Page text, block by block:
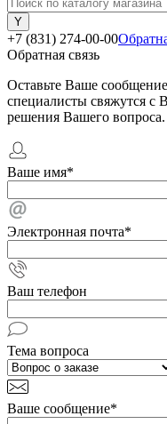
+7 (831) 274-00-00
Обратная связь
Оставьте Ваше
специалисты свяжутся с
решения Вашего вопроса.
Ваше имя*
Электронная почта*
Ваш телефон
Тема вопроса
Ваше сообщение*